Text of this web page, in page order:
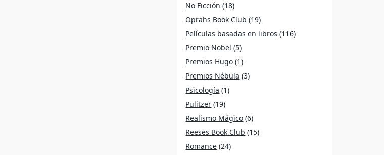
No Ficción (18)
Oprahs Book Club (19)
Películas basadas en libros (116)
Premio Nobel (5)
Premios Hugo (1)
Premios Nébula (3)
Psicología (1)
Pulitzer (19)
Realismo Mágico (6)
Reeses Book Club (15)
Romance (24)